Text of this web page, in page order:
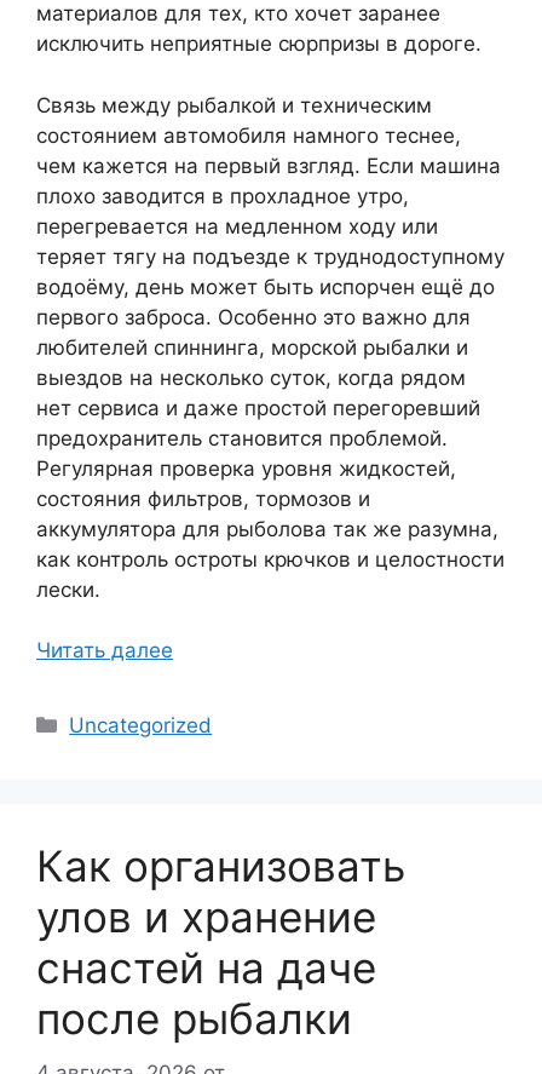
материалов для тех, кто хочет заранее
исключить неприятные сюрпризы в дороге.
Связь между рыбалкой и техническим
состоянием автомобиля намного теснее,
чем кажется на первый взгляд. Если машина
плохо заводится в прохладное утро,
перегревается на медленном ходу или
теряет тягу на подъезде к труднодоступному
водоёму, день может быть испорчен ещё до
первого заброса. Особенно это важно для
любителей спиннинга, морской рыбалки и
выездов на несколько суток, когда рядом
нет сервиса и даже простой перегоревший
предохранитель становится проблемой.
Регулярная проверка уровня жидкостей,
состояния фильтров, тормозов и
аккумулятора для рыболова так же разумна,
как контроль остроты крючков и целостности
лески.
Читать далее
Рубрики
Uncategorized
Как организовать
улов и хранение
снастей на даче
после рыбалки